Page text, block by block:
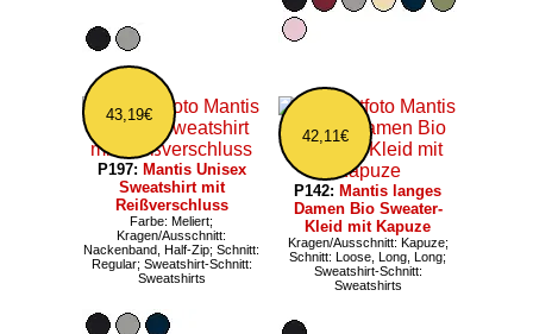
43,19€
P197: Mantis Unisex
Sweatshirt mit
Reißverschluss
Farbe: Meliert;
Kragen/Ausschnitt:
Nackenband, Half-Zip; Schnitt:
Regular; Sweatshirt-Schnitt:
Sweatshirts
42,11€
P142: Mantis langes
Damen Bio Sweater-
Kleid mit Kapuze
Kragen/Ausschnitt: Kapuze;
Schnitt: Loose, Long, Long;
Sweatshirt-Schnitt:
Sweatshirts